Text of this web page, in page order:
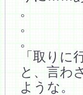
。
。
。
「取り
と、言わ
ような。